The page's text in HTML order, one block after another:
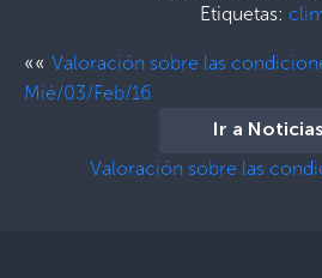
Etiquetas:
«« Valoración sobre las
Mié/03/Feb/16
Ir a Noticias
Valoración sobre las